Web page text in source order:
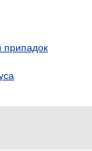
припадок